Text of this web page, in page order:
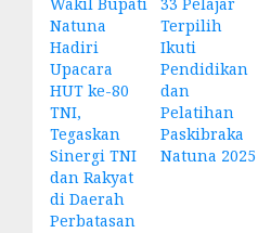
Natuna
Hadiri
Upacara
HUT ke-80
TNI,
Tegaskan
Sinergi TNI
dan Rakyat
di Daerah
Perbatasan
Terpilih
Ikuti
Pendidikan
dan
Pelatihan
Paskibraka
Natuna 2025